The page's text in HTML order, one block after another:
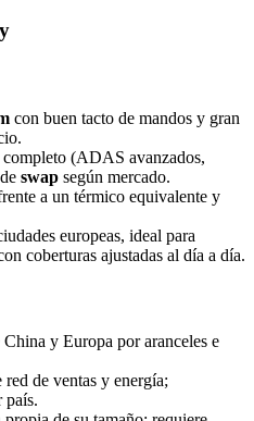
con buen tacto de mandos y gran
(ADAS avanzados,
swap según mercado.
a un térmico equivalente y
europeas, ideal para
coberturas ajustadas al día a día.
China y Europa por aranceles e
red de ventas y energía;
país.